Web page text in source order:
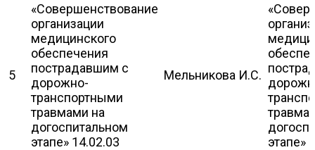
5
«Совершенствование
организации
медицинского
обеспечения
пострадавшим с
дорожно-
транспортными
травмами на
догоспитальном
этапе» 14.02.03
Мельникова И.С.
этапе»